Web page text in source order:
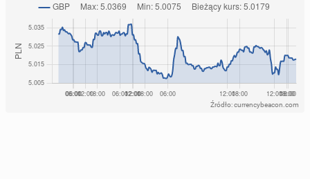
Źródło: currencybeacon.com